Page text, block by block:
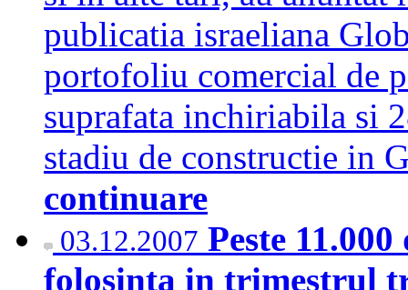
publicatia israeliana
portofoliu comercial de
suprafata inchiriabila si
stadiu de constructie in
continuare
03.12.2007 Peste
folosinta in trimestrul